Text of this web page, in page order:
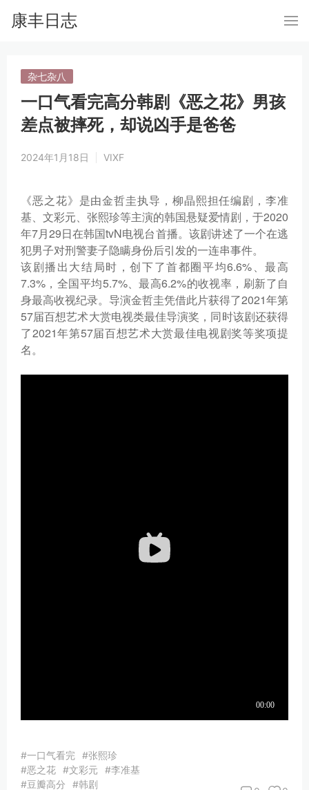
康丰日志
杂七杂八
一口气看完高分韩剧《恶之花》男孩
差点被摔死，却说凶手是爸爸
2024年1月18日 VIXF
《恶之花》是由金哲圭执导，柳晶熙担任编剧，李准
基、文彩元、张熙珍等主演的韩国悬疑爱情剧，于2020
年7月29日在韩国tvN电视台首播。该剧讲述了一个在逃
犯男子对刑警妻子隐瞒身份后引发的一连串事件。
该剧播出大结局时，创下了首都圈平均6.6%、最高
7.3%，全国平均5.7%、最高6.2%的收视率，刷新了自
身最高收视纪录。导演金哲圭凭借此片获得了2021年第
57届百想艺术大赏电视类最佳导演奖，同时该剧还获得
了2021年第57届百想艺术大赏最佳电视剧奖等奖项提
名。
#一口气看完 #张熙珍
#恶之花 #文彩元
#李准基
#豆瓣高分
#韩剧